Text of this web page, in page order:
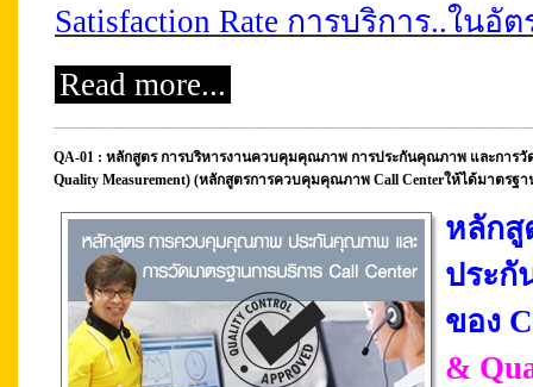
Satisfaction Rate การบริการ..ในอั
Read more...
QA-01 : หลักสูตร การบริหารงานควบคุมคุณภาพ การประกันคุณภาพ และการวัด
Quality Measurement) (หลักสูตรการควบคุมคุณภาพ Call Centerให้ได้มาตรฐา
หลักสู
ประกั
ของ
&